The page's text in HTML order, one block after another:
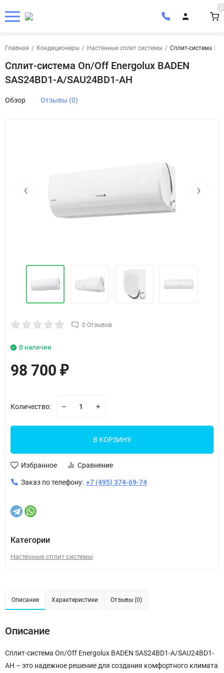
0
Главная / Кондиционеры / Настенные сплит системы / Сплит-система
Сплит-система On/Off Energolux BADEN
SAS24BD1-A/SAU24BD1-AH
Обзор Отзывы (0)
‹ ›
0 Отзывов
В наличии
98 700 ₽
Количество:
В КОРЗИНУ
Избранное Сравнение
Заказ по телефону: +7 (495) 374-69-74
Категории
Настенные сплит системы
Описание Характеристики Отзывы (0)
Описание
Сплит-система On/Off Energolux BADEN SAS24BD1-A/SAU24BD1-
AH – это надежное решение для создания комфортного климата